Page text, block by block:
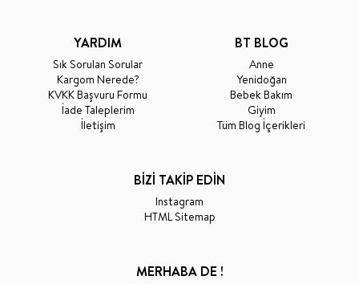
YARDIM
Sık Sorulan Sorular
Kargom Nerede?
KVKK Başvuru Formu
İade Taleplerim
İletişim
BT BLOG
Anne
Yenidoğan
Bebek Bakım
Giyim
Tüm Blog İçerikleri
BİZİ TAKİP EDİN
Instagram
HTML Sitemap
MERHABA DE !